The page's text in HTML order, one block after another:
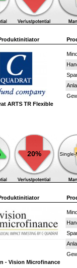
ARTS TR Flexible
20% Single-
- Vision Microfinance